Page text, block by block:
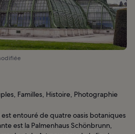
Familles, Histoire, Photographie
entouré de quatre oasis botaniques
est la Palmenhaus Schönbrunn,